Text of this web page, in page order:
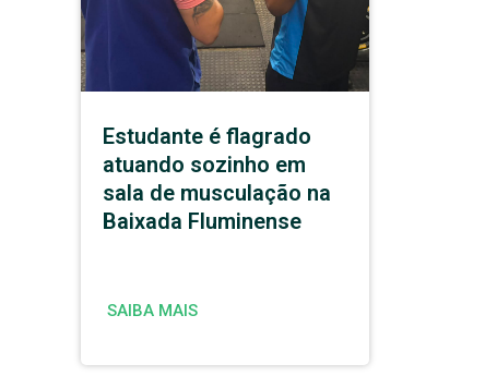
Estudante é flagrado
atuando sozinho em
sala de musculação na
Baixada Fluminense
SAIBA MAIS